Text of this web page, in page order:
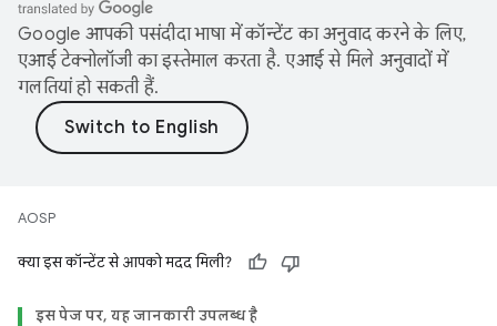
Google आपकी पसंदीदा भाषा में कॉन्टेंट का अनुवाद करने के लिए,
एआई टेक्नोलॉजी का इस्तेमाल करता है. एआई से मिले अनुवादों में
गलतियां हो सकती हैं.
AOSP
क्या इस कॉन्टेंट से आपको मदद मिली?
इस पेज पर, यह जानकारी उपलब्ध है